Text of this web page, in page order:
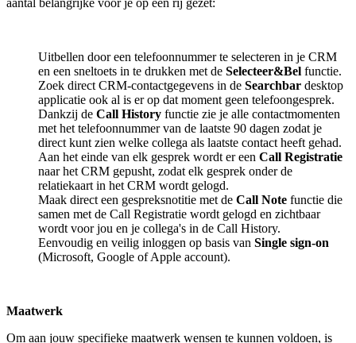
Uitbellen door een telefoonnummer te selecteren in je CRM
en een sneltoets in te drukken met de Selecteer&Bel functie.
Zoek direct CRM-contactgegevens in de Searchbar desktop
applicatie ook al is er op dat moment geen telefoongesprek.
Dankzij de Call History functie zie je alle contactmomenten
met het telefoonnummer van de laatste 90 dagen zodat je
direct kunt zien welke collega als laatste contact heeft gehad.
Aan het einde van elk gesprek wordt er een Call Registratie
naar het CRM gepusht, zodat elk gesprek onder de
relatiekaart in het CRM wordt gelogd.
Maak direct een gespreksnotitie met de Call Note functie die
samen met de Call Registratie wordt gelogd en zichtbaar
wordt voor jou en je collega's in de Call History.
Eenvoudig en veilig inloggen op basis van Single sign-on
(Microsoft, Google of Apple account).
Maatwerk
Om aan jouw specifieke maatwerk wensen te kunnen voldoen, is